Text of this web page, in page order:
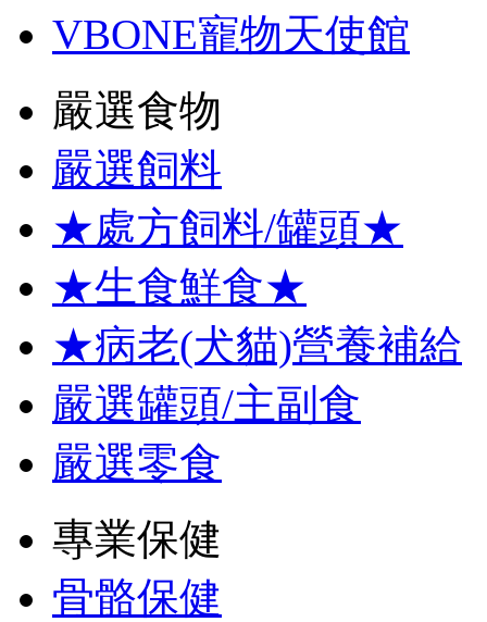
VBONE寵物天使館
嚴選食物
嚴選飼料
★處方飼料/罐頭★
★生食鮮食★
★病老(犬貓)營養補給
嚴選罐頭/主副食
嚴選零食
專業保健
骨骼保健